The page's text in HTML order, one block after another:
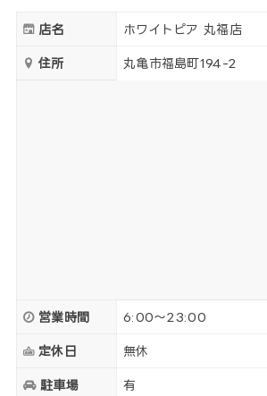
店名 ホワイトピア 丸福店
住所 丸亀市福島町194-2
営業時間 6:00～23:00
定休日 無休
駐車場 有